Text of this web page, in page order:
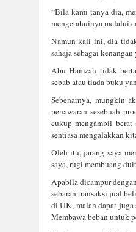
“Bila kami tanya dia,
mengetahuinya melalui
Namun kali ini, dia tidak
sahaja sebagai
Abu Hamzah tidak
sebab atau tiada buku
Sebenarnya, mungkin
penawaran sesebuah
cukup mengambil
sentiasa mengalakkan
Oleh itu, jarang saya
saya, rugi membuang
Apabila dicampur
sebaran transaksi jual
di UK, malah dapat juga
Membawa beban untuk